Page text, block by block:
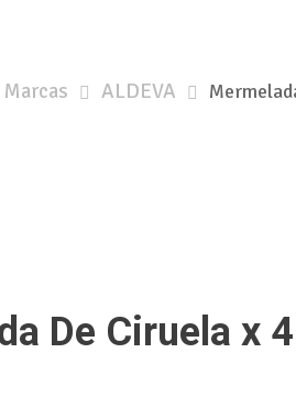
Marcas ALDEVA
De Ciruela x